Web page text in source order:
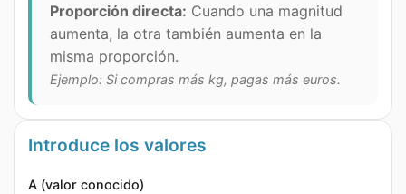
Proporción directa: Cuando una magnitud
aumenta, la otra también aumenta en la
misma proporción.
Ejemplo: Si compras más kg, pagas más euros.
Introduce los valores
A (valor conocido)